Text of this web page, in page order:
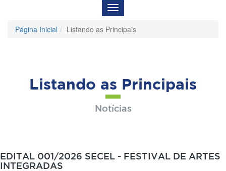
Menu
de
Navegação
Página Inicial Listando as Principais
Listando as Principais
Notícias
EDITAL 001/2026 SECEL - FESTIVAL DE ARTES
INTEGRADAS